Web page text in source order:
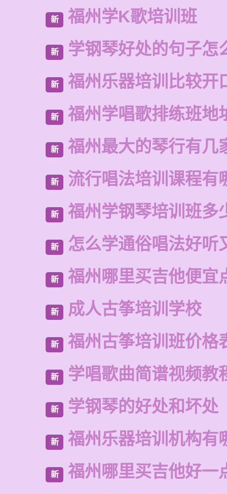
新 福州学K歌培训班
新 学钢琴好处的句子怎
新 福州乐器培训比较开
新 福州学唱歌排练班地
新 福州最大的琴行有几
新 流行唱法培训课程有
新 福州学钢琴培训班多
新 怎么学通俗唱法好听
新 福州哪里买吉他便宜
新 成人古筝培训学校
新 福州古筝培训班价格
新 学唱歌曲简谱视频教
新 学钢琴的好处和坏处
新 福州乐器培训机构有
新 福州哪里买吉他好一